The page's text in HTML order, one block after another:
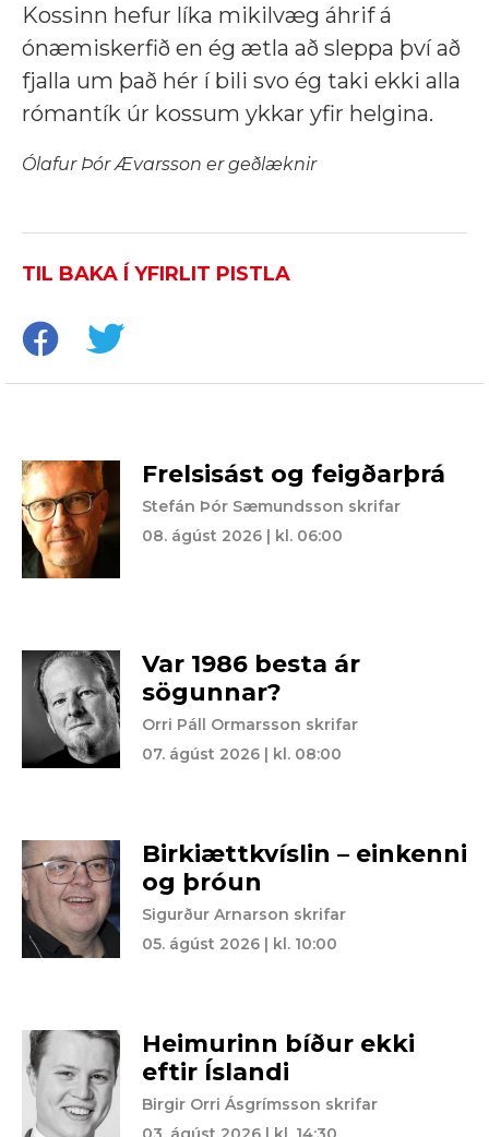
Kossinn hefur líka mikilvæg áhrif á
ónæmiskerfið en ég ætla að sleppa því að
fjalla um það hér í bili svo ég taki ekki alla
rómantík úr kossum ykkar yfir helgina.
Ólafur Þór Ævarsson er geðlæknir
TIL BAKA Í YFIRLIT PISTLA
Frelsisást og feigðarþrá
Stefán Þór Sæmundsson skrifar
08. ágúst 2026 | kl. 06:00
Var 1986 besta ár
sögunnar?
Orri Páll Ormarsson skrifar
07. ágúst 2026 | kl. 08:00
Birkiættkvíslin – einkenni
og þróun
Sigurður Arnarson skrifar
05. ágúst 2026 | kl. 10:00
Heimurinn bíður ekki
eftir Íslandi
Birgir Orri Ásgrímsson skrifar